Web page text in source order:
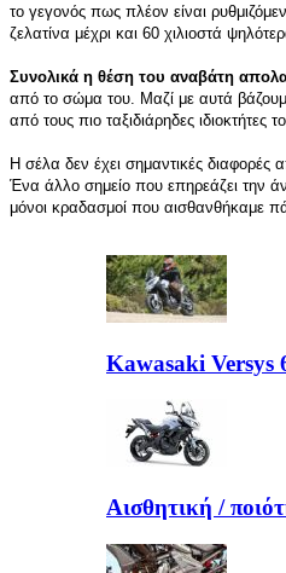
το γεγονός πως πλέον είναι
ζελατίνα μέχρι και 60 χιλιοστά
Συνολικά η θέση του αναβάτη
από το σώμα του. Μαζί με αυτά
από τους πιο ταξιδιάρηδες ιδιοκτήτες
Η σέλα δεν έχει σημαντικές διαφορές
Ένα άλλο σημείο που επηρεάζει την
μόνοι κραδασμοί που αισθανθήκαμε
Kawasaki Versys
Αισθητική /